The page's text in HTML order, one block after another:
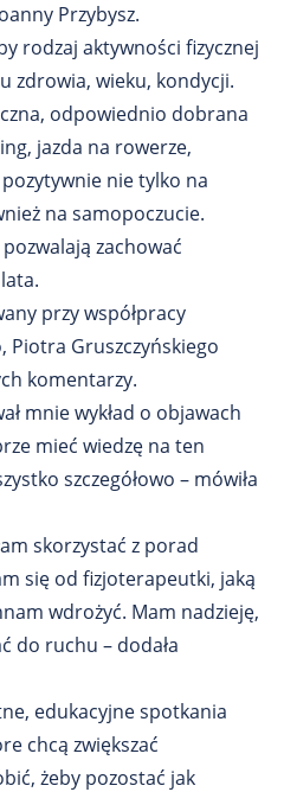
Przybysz.
rodzaj aktywności fizycznej
zdrowia, wieku, kondycji.
odpowiednio dobrana
jazda na rowerze,
pozytywnie nie tylko na
na samopoczucie.
zachować
przy współpracy
Piotra Gruszczyńskiego
komentarzy.
mnie wykład o objawach
mieć wiedzę na ten
szczegółowo – mówiła
skorzystać z porad
się od fizjoterapeutki, jaką
wdrożyć. Mam nadzieję,
do ruchu – dodała
edukacyjne spotkania
chcą zwiększać
żeby pozostać jak